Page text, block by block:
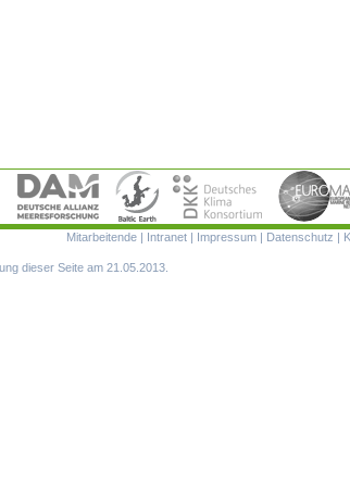
Mitarbeitende | Intranet | Impressum | Datenschutz |
dieser Seite am 21.05.2013.